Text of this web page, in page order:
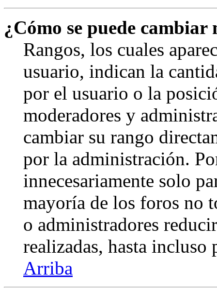
¿Cómo se puede cambiar
Rangos, los cuales
usuario, indican la
por el usuario o la
moderadores y
cambiar su rango
por la administración.
innecesariamente solo
mayoría de los foros no
o administradores
realizadas, hasta incluso
Arriba